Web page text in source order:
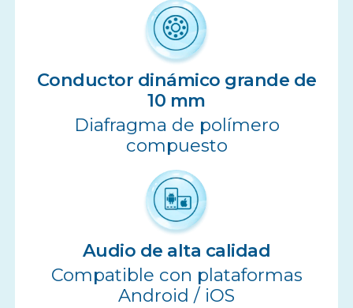
Conductor dinámico grande de
10 mm
Diafragma de polímero
compuesto
Audio de alta calidad
Compatible con plataformas
Android / iOS